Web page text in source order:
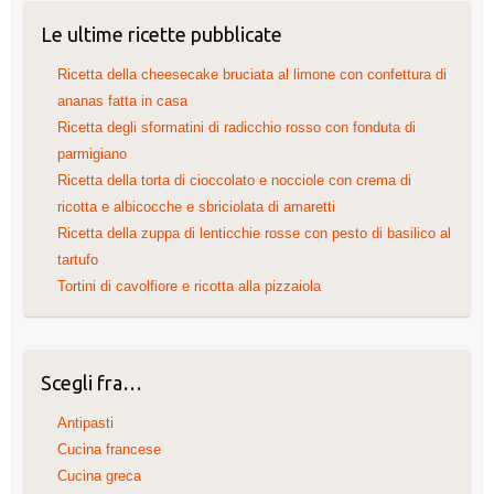
Le ultime ricette pubblicate
Ricetta della cheesecake bruciata al limone con confettura di
ananas fatta in casa
Ricetta degli sformatini di radicchio rosso con fonduta di
parmigiano
Ricetta della torta di cioccolato e nocciole con crema di
ricotta e albicocche e sbriciolata di amaretti
Ricetta della zuppa di lenticchie rosse con pesto di basilico al
tartufo
Tortini di cavolfiore e ricotta alla pizzaiola
Scegli fra…
Antipasti
Cucina francese
Cucina greca